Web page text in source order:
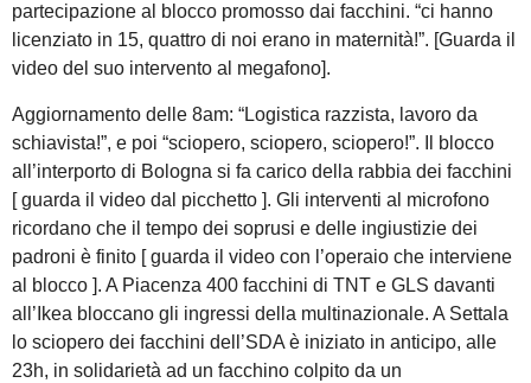
partecipazione al blocco promosso dai facchini. “ci hanno
licenziato in 15, quattro di noi erano in maternità!”. [Guarda il
video del suo intervento al megafono].
Aggiornamento delle 8am: “Logistica razzista, lavoro da
schiavista!”, e poi “sciopero, sciopero, sciopero!”. Il blocco
all’interporto di Bologna si fa carico della rabbia dei facchini
[ guarda il video dal picchetto ]. Gli interventi al microfono
ricordano che il tempo dei soprusi e delle ingiustizie dei
padroni è finito [ guarda il video con l’operaio che interviene
al blocco ]. A Piacenza 400 facchini di TNT e GLS davanti
all’Ikea bloccano gli ingressi della multinazionale. A Settala
lo sciopero dei facchini dell’SDA è iniziato in anticipo, alle
23h, in solidarietà ad un facchino colpito da un